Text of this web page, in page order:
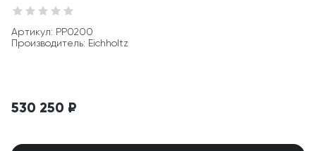
Артикул: PP0200
Производитель: Eichholtz
530 250 ₽